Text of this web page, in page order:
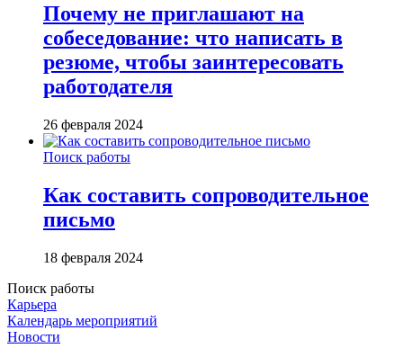
Почему не приглашают на
собеседование: что написать в
резюме, чтобы заинтересовать
работодателя
26 февраля 2024
Поиск работы
Как составить сопроводительное
письмо
18 февраля 2024
Поиск работы
Карьера
Календарь мероприятий
Новости